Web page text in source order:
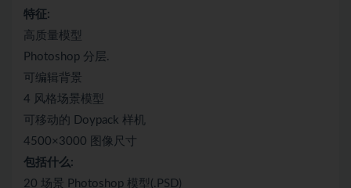
特征:
高质量模型
Photoshop 分层.
可编辑背景
4 风格场景模型
可移动的 Doypack 样机
4500×3000 图像尺寸
包括什么:
20 场景 Photoshop 模型(.PSD)